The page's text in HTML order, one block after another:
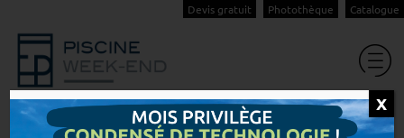
Devis gratuit Photothèque Catalogue
Et s’il était temps de donner
X